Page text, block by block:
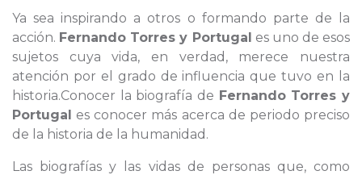
Ya sea inspirando a otros o formando parte de la
acción. Fernando Torres y Portugal es uno de esos
sujetos cuya vida, en verdad, merece nuestra
atención por el grado de influencia que tuvo en la
historia.Conocer la biografía de Fernando Torres y
Portugal es conocer más acerca de periodo preciso
de la historia de la humanidad.
Las biografías y las vidas de personas que, como